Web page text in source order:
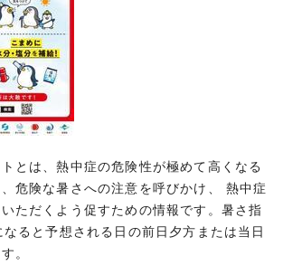
とは、熱中症の危険性が極めて高くなる
危険な暑さへの注意を呼びかけ、 熱中症
ただくよう促すための情報です。暑さ指
ると予想される日の前日夕方または当日
。